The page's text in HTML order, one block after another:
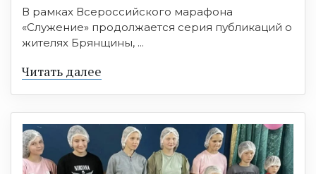
В рамках Всероссийского марафона
«Служение» продолжается серия публикаций о
жителях Брянщины, ...
Читать далее